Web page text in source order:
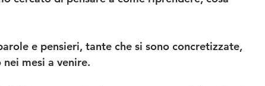
e pensieri, tante che si sono concretizzate,
mesi a venire.